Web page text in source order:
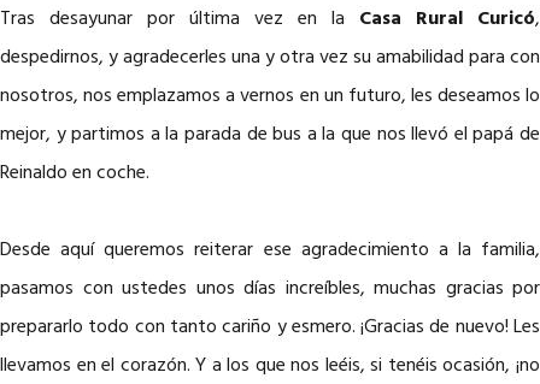
Tras desayunar por última vez en la Casa Rural Curicó,
despedirnos, y agradecerles una y otra vez su amabilidad para con
nosotros, nos emplazamos a vernos en un futuro, les deseamos lo
mejor, y partimos a la parada de bus a la que nos llevó el papá de
Reinaldo en coche.
Desde aquí queremos reiterar ese agradecimiento a la familia,
pasamos con ustedes unos días increíbles, muchas gracias por
prepararlo todo con tanto cariño y esmero. ¡Gracias de nuevo! Les
llevamos en el corazón. Y a los que nos leéis, si tenéis ocasión, ¡no